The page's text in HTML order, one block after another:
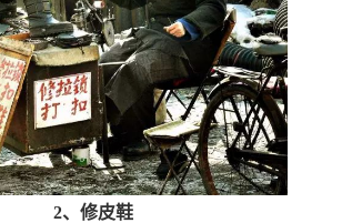
2、修皮鞋